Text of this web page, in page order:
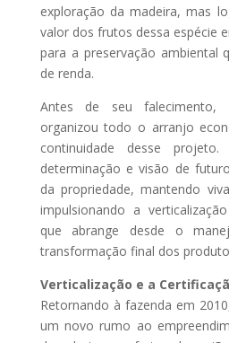
exploração da madeira, mas
valor dos frutos dessa espécie
para a preservação ambiental
de renda.
Antes de seu
organizou todo o arranjo
continuidade desse
determinação e visão de
da propriedade, mantendo
impulsionando a
que abrange desde o
transformação final dos
Verticalização e a
Retornando à fazenda em
um novo rumo ao